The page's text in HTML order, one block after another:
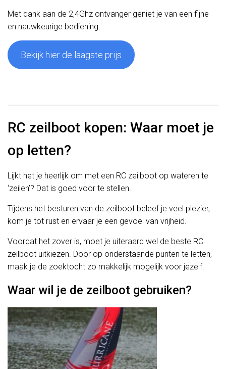
Met dank aan de 2,4Ghz ontvanger geniet je van een fijne
en nauwkeurige bediening.
Bekijk hier de laagste prijs
RC zeilboot kopen: Waar moet je
op letten?
Lijkt het je heerlijk om met een RC zeilboot op wateren te
‘zeilen’? Dat is goed voor te stellen.
Tijdens het besturen van de zeilboot beleef je veel plezier,
kom je tot rust en ervaar je een gevoel van vrijheid.
Voordat het zover is, moet je uiteraard wel de beste RC
zeilboot uitkiezen. Door op onderstaande punten te letten,
maak je de zoektocht zo makkelijk mogelijk voor jezelf.
Waar wil je de zeilboot gebruiken?